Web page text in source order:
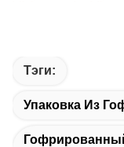
Тэги:
Упаковка Из